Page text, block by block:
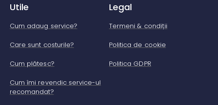
Utile
Cum adaug service?
Care sunt costurile?
Cum plătesc?
Cum îmi revendic service-ul
recomandat?
Legal
Termeni & condiții
Politica de cookie
Politica GDPR